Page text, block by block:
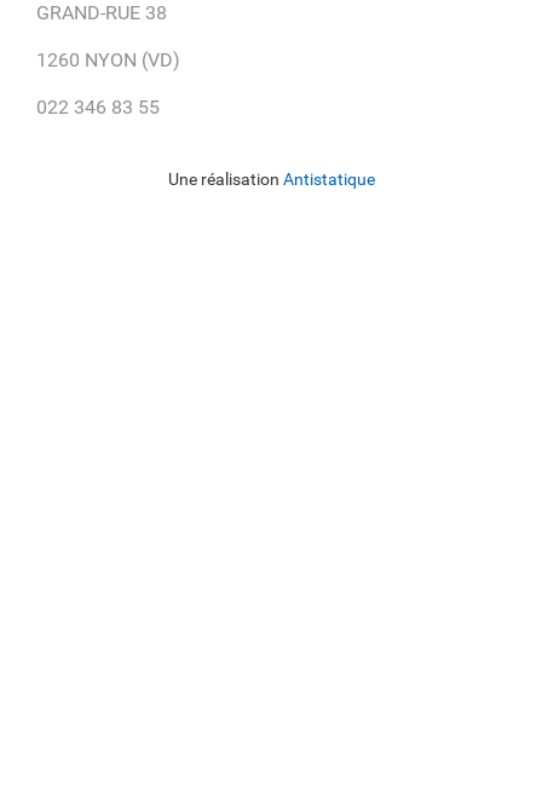
GRAND-RUE 38
1260 NYON (VD)
022 346 83 55
Une réalisation Antistatique